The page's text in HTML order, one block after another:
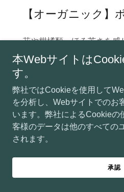
【オーガニック】
花や柑橘類、ほろ苦さを感
は、カリフォルニアの海岸
じ込めたような味わいで
のハイキングで発見した、
（カリフォルニア州の愛称
ブからインスピレーション
ニック蒸留酒です。
日本未発売
本Webサイトは
す。
弊社ではCookieを使用して
を分析し、Webサイトでのお
います。弊社によるCookieの
客様のデータは他のすべての
されます。
承認